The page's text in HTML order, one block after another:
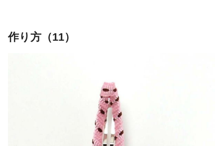
作り方（11）